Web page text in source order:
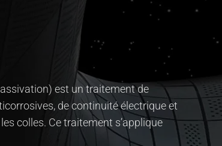
est un traitement de
de continuité électrique et
colles. Ce traitement s’applique